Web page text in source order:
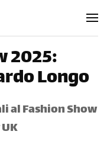
2025:
Longo
al Fashion Show